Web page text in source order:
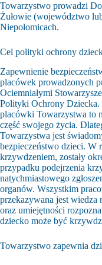
Towarzystwo prowadzi
Żułowie (województwo
Niepołomicach.
Cel polityki ochrony
Zapewnienie
placówek prowadzonych
Ociemniałymi
Polityki Ochrony Dziecka.
placówki Towarzystwa to
część swojego życia.
Towarzystwa jest
bezpieczeństwo dzieci. W
krzywdzeniem, zostały
przypadku podejrzenia
natychmiastowego
organów. Wszystkim
przekazywana jest wiedza
oraz umiejętności
dziecko może być
Towarzystwo zapewnia